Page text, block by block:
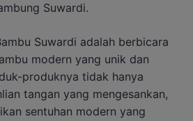
Suwardi.
Suwardi adalah berbicara
modern yang unik dan
produknya tidak hanya
tangan yang mengesankan,
sentuhan modern yang